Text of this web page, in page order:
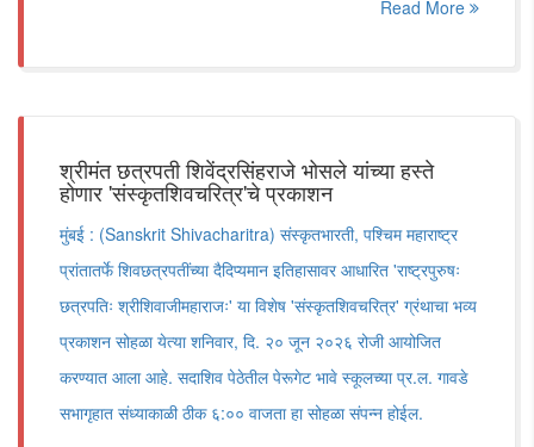
Read More
श्रीमंत छत्रपती शिवेंद्रसिंहराजे भोसले यांच्या हस्ते
होणार 'संस्कृतशिवचरित्र'चे प्रकाशन
मुंबई : (Sanskrit Shivacharitra) संस्कृतभारती, पश्चिम महाराष्ट्र
प्रांतातर्फे शिवछत्रपतींच्या दैदिप्यमान इतिहासावर आधारित 'राष्ट्रपुरुषः
छत्रपतिः श्रीशिवाजीमहाराजः' या विशेष 'संस्कृतशिवचरित्र' ग्रंथाचा भव्य
प्रकाशन सोहळा येत्या शनिवार, दि. २० जून २०२६ रोजी आयोजित
करण्यात आला आहे. सदाशिव पेठेतील पेरूगेट भावे स्कूलच्या प्र.ल. गावडे
सभागृहात संध्याकाळी ठीक ६:०० वाजता हा सोहळा संपन्न होईल.